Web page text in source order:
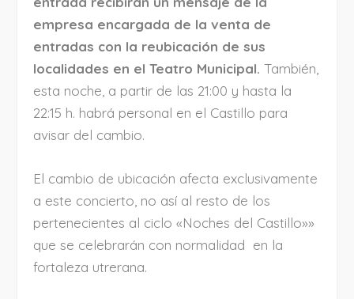
empresa encargada de la venta de
entradas con la reubicación de sus
localidades en el Teatro Municipal. También,
esta noche, a partir de las 21:00 y hasta la
22:15 h. habrá personal en el Castillo para
avisar del cambio.
El cambio de ubicación afecta exclusivamente
a este concierto, no así al resto de los
pertenecientes al ciclo «Noches del Castillo»»
que se celebrarán con normalidad en la
fortaleza utrerana.